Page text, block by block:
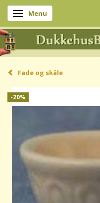
Skifte navigation
Menu
Fade og skåle
-20%